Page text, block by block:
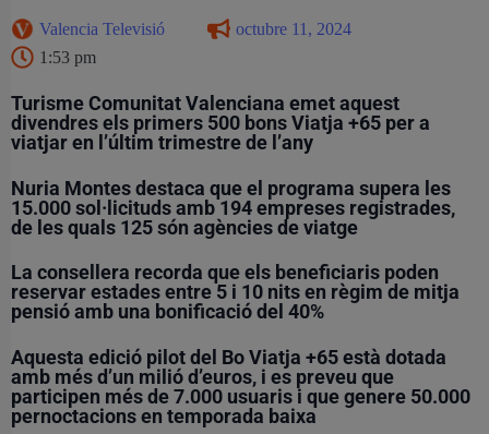
Valencia Televisió
octubre 11, 2024
1:53 pm
Turisme Comunitat Valenciana emet aquest
divendres els primers 500 bons Viatja +65 per a
viatjar en l’últim trimestre de l’any
Nuria Montes destaca que el programa supera les
15.000 sol·licituds amb 194 empreses registrades,
de les quals 125 són agències de viatge
La consellera recorda que els beneficiaris poden
reservar estades entre 5 i 10 nits en règim de mitja
pensió amb una bonificació del 40%
Aquesta edició pilot del Bo Viatja +65 està dotada
amb més d’un milió d’euros, i es preveu que
participen més de 7.000 usuaris i que genere 50.000
pernoctacions en temporada baixa